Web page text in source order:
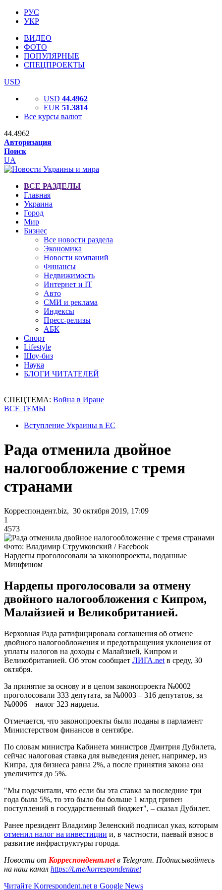
РУС
УКР
ВИДЕО
ФОТО
ПОПУЛЯРНЫЕ
СПЕЦПРОЕКТЫ
USD
USD 44.4962
EUR 51.3814
Все курсы валют
44.4962
Авторизация
Поиск
UA
ВСЕ РАЗДЕЛЫ
Главная
Украина
Город
Мир
Бизнес
Все новости раздела
Экономика
Новости компаний
Финансы
Недвижимость
Интернет и IT
Авто
СМИ и реклама
Индексы
Пресс-релизы
АБК
Спорт
Lifestyle
Шоу-биз
Наука
БЛОГИ ЧИТАТЕЛЕЙ
СПЕЦТЕМА: Война в Иране
ВСЕ ТЕМЫ
Вступление Украины в ЕС
Рада отменила двойное
налогообложение с тремя
странами
Корреспондент.biz, 30 октября 2019, 17:09
1
4573
Фото: Владимир Струмковский / Facebook
Нардепы проголосовали за законопроекты, поданные
Минфином
Нардепы проголосовали за отмену
двойного налогообложения с Кипром,
Малайзией и Великобританией.
Верховная Рада ратифицировала соглашения об отмене
двойного налогообложения и предотвращения уклонения от
уплаты налогов на доходы с Малайзией, Кипром и
Великобританией. Об этом сообщает ЛИГА.net в среду, 30
октября.
За принятие за основу и в целом законопроекта №0002
проголосовали 333 депутата, за №0003 – 316 депутатов, за
№0006 – налог 323 нардепа.
Отмечается, что законопроекты были поданы в парламент
Министерством финансов в сентябре.
По словам министра Кабинета министров Дмитрия Дубилета,
сейчас налоговая ставка для выведения денег, например, из
Кипра, для бизнеса равна 2%, а после принятия закона она
увеличится до 5%.
"Мы подсчитали, что если бы эта ставка за последние три
года была 5%, то это было бы больше 1 млрд гривен
поступлений в государственный бюджет", – сказал Дубилет.
Ранее президент Владимир Зеленский подписал указ, которым
отменил налог на инвестиции и, в частности, паевый взнос в
развитие инфраструктуры города.
Новости от Корреспондент.netв Telegram. Подписывайтесь
на наш канал https://t.me/korrespondentnet
Читайте Korrespondent.net в Google News